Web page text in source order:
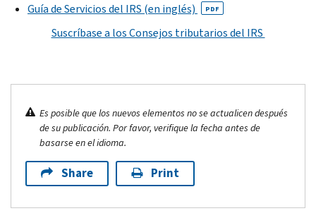
Guía de Servicios del IRS (en inglés) PDF
Suscríbase a los Consejos tributarios del IRS
Es posible que los nuevos elementos no se actualicen después
de su publicación. Por favor, verifique la fecha antes de
basarse en el idioma.
Share Print